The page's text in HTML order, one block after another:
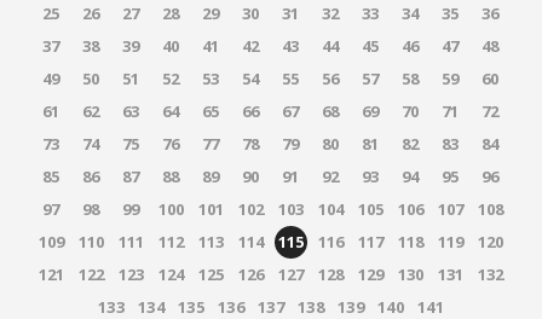
25
26 27 28 29 30 31 32 33 34 35
36
37
38 39 40 41 42 43 44 45 46 47
48
49
50 51 52 53 54 55 56 57 58 59
60
61
62 63 64 65 66 67 68 69 70 71
72
73
74 75 76 77 78 79 80 81 82 83
84
85
86 87 88 89 90 91 92 93 94 95
96
97
98 99 100 101 102 103 104 105 106 107
108
109
110 111 112 113 114 115 116 117 118 119
120
121
122 123 124 125 126 127 128 129 130 131
132
133
134 135 136 137 138 139 140 141